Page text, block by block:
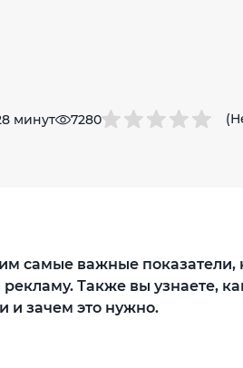
минут 7280
самые важные показатели,
Также вы узнаете,
и зачем это нужно.